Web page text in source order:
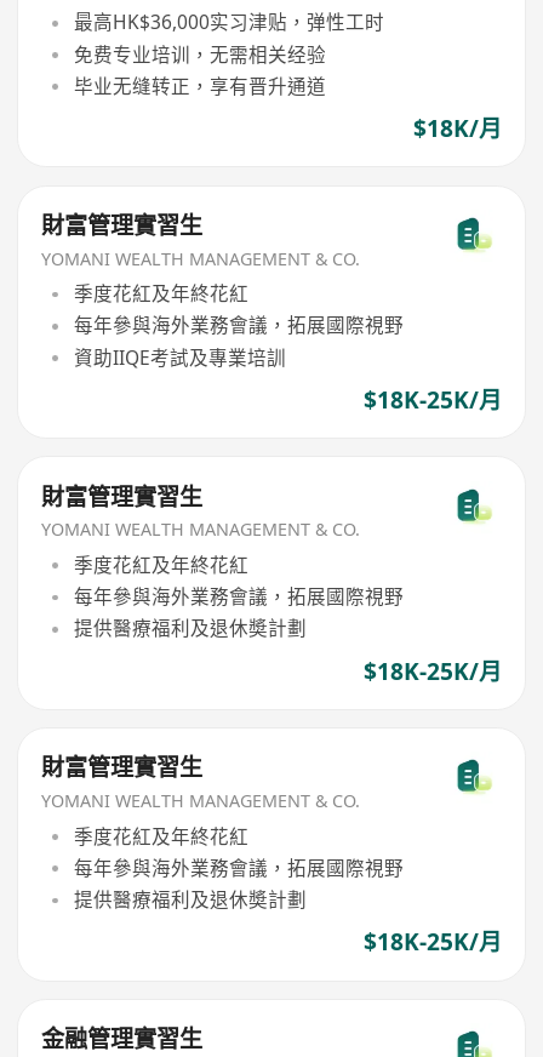
最高HK$36,000实习津贴，弹性工时
免费专业培训，无需相关经验
毕业无缝转正，享有晋升通道
$18K/月
財富管理實習生
YOMANI WEALTH MANAGEMENT & CO.
季度花紅及年終花紅
每年參與海外業務會議，拓展國際視野
資助IIQE考試及專業培訓
$18K-25K/月
財富管理實習生
YOMANI WEALTH MANAGEMENT & CO.
季度花紅及年終花紅
每年參與海外業務會議，拓展國際視野
提供醫療福利及退休奬計劃
$18K-25K/月
財富管理實習生
YOMANI WEALTH MANAGEMENT & CO.
季度花紅及年終花紅
每年參與海外業務會議，拓展國際視野
提供醫療福利及退休奬計劃
$18K-25K/月
金融管理實習生